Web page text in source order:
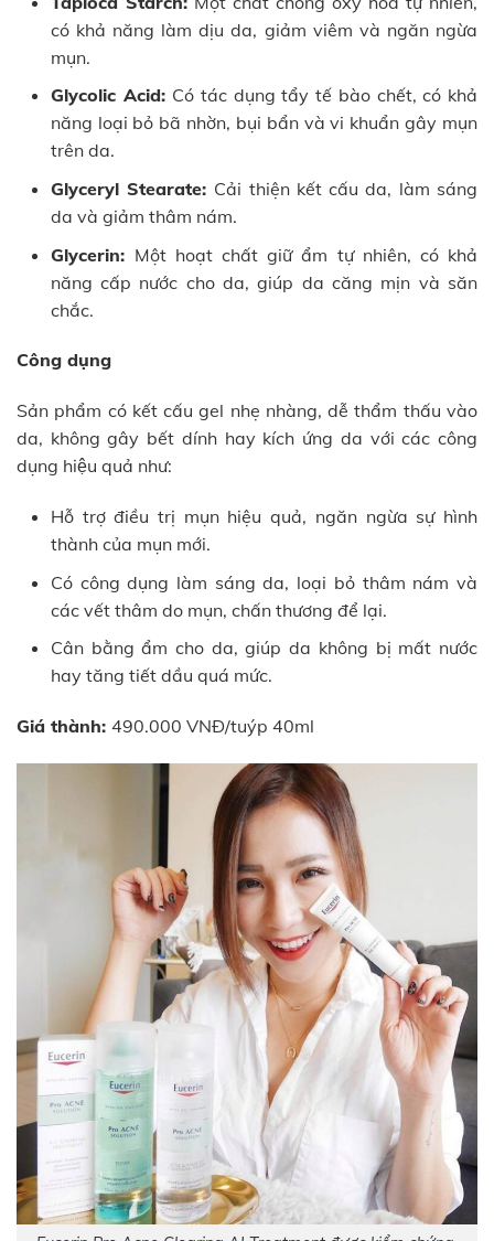
có khả năng làm dịu da, giảm viêm và ngăn ngừa
mụn.
Glycolic Acid: Có tác dụng tẩy tế bào chết, có khả
năng loại bỏ bã nhờn, bụi bẩn và vi khuẩn gây mụn
trên da.
Glyceryl Stearate: Cải thiện kết cấu da, làm sáng
da và giảm thâm nám.
Glycerin: Một hoạt chất giữ ẩm tự nhiên, có khả
năng cấp nước cho da, giúp da căng mịn và săn
chắc.
Công dụng
Sản phẩm có kết cấu gel nhẹ nhàng, dễ thẩm thấu vào
da, không gây bết dính hay kích ứng da với các công
dụng hiệu quả như:
Hỗ trợ điều trị mụn hiệu quả, ngăn ngừa sự hình
thành của mụn mới.
Có công dụng làm sáng da, loại bỏ thâm nám và
các vết thâm do mụn, chấn thương để lại.
Cân bằng ẩm cho da, giúp da không bị mất nước
hay tăng tiết dầu quá mức.
Giá thành: 490.000 VNĐ/tuýp 40ml